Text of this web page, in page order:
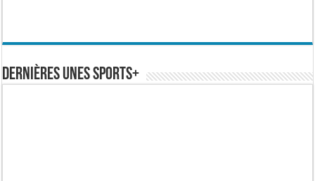
Dernières Unes Sports+